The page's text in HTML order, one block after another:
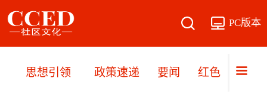
PC版本
思想引领 政策速递 要闻 红色阵地